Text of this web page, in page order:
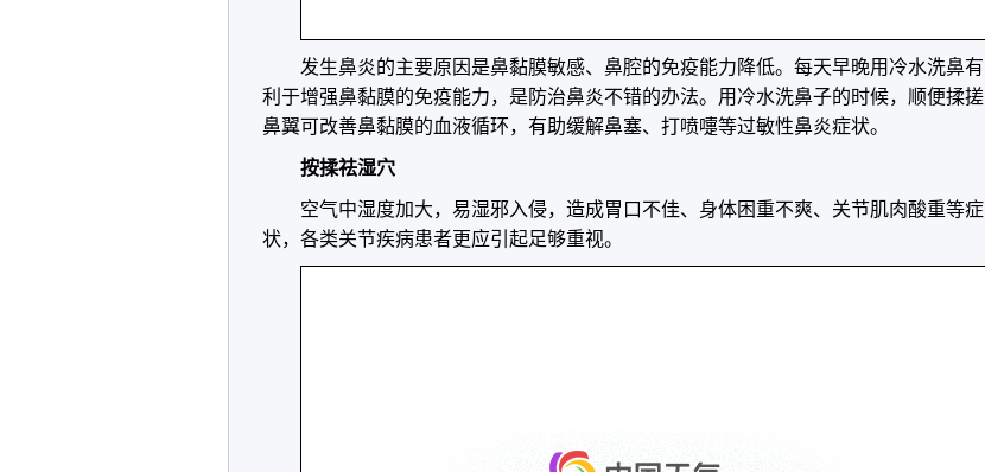
发生鼻炎的主要原因是鼻黏膜敏感、鼻腔的免疫能力降低。每天早晚用冷水洗鼻有
利于增强鼻黏膜的免疫能力，是防治鼻炎不错的办法。用冷水洗鼻子的时候，顺便揉搓
鼻翼可改善鼻黏膜的血液循环，有助缓解鼻塞、打喷嚏等过敏性鼻炎症状。
按揉祛湿穴
空气中湿度加大，易湿邪入侵，造成胃口不佳、身体困重不爽、关节肌肉酸重等症
状，各类关节疾病患者更应引起足够重视。